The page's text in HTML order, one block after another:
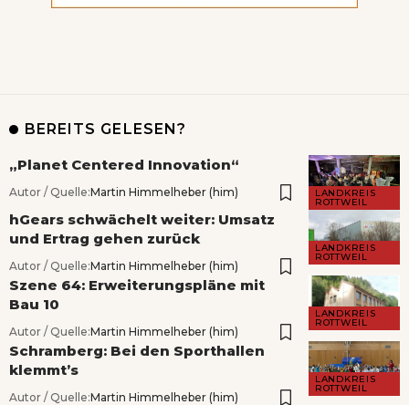
BEREITS GELESEN?
LANDKREIS
ROTTWEIL
„Planet Centered Innovation“
Autor / Quelle:Martin Himmelheber (him)
LANDKREIS
ROTTWEIL
hGears schwächelt weiter: Umsatz
und Ertrag gehen zurück
Autor / Quelle:Martin Himmelheber (him)
LANDKREIS
ROTTWEIL
Szene 64: Erweiterungspläne mit
Bau 10
Autor / Quelle:Martin Himmelheber (him)
LANDKREIS
ROTTWEIL
Schramberg: Bei den Sporthallen
klemmt’s
Autor / Quelle:Martin Himmelheber (him)